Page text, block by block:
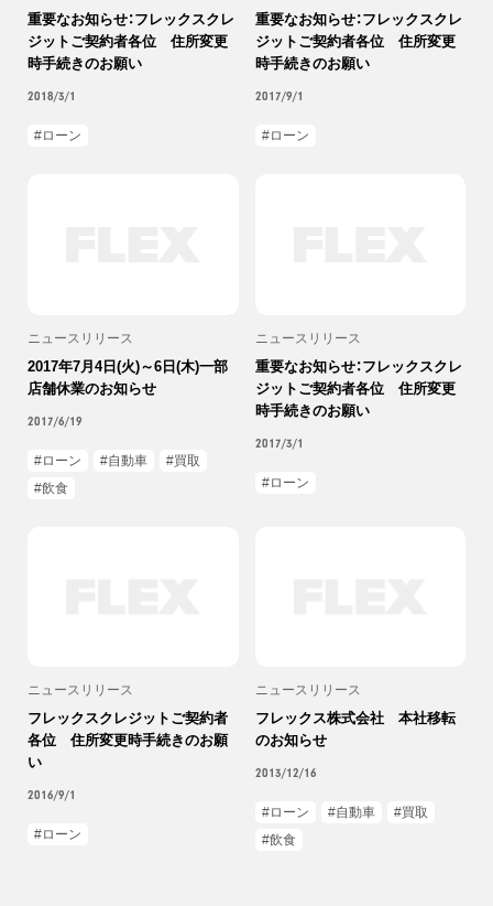
重要なお知らせ：フレックスクレ
ジットご契約者各位 住所変更
時手続きのお願い
2018/3/1
ローン
重要なお知らせ：フレックスクレ
ジットご契約者各位 住所変更
時手続きのお願い
2017/9/1
ローン
ニュースリリース
2017年7月4日(火)～6日(木)一部
店舗休業のお知らせ
2017/6/19
ローン 自動車
買取
飲食
ニュースリリース
重要なお知らせ：フレックスクレ
ジットご契約者各位 住所変更
時手続きのお願い
2017/3/1
ローン
ニュースリリース
フレックスクレジットご契約者
各位 住所変更時手続きのお願
い
2016/9/1
ローン
ニュースリリース
フレックス株式会社 本社移転
のお知らせ
2013/12/16
ローン 自動車
買取
飲食